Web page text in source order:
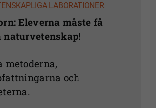
LABORATIONER
Eleverna måste få
naturvetenskap!
metoderna,
och